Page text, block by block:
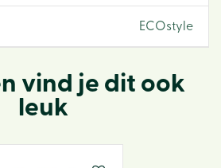
ECOstyle
vind je dit ook
leuk